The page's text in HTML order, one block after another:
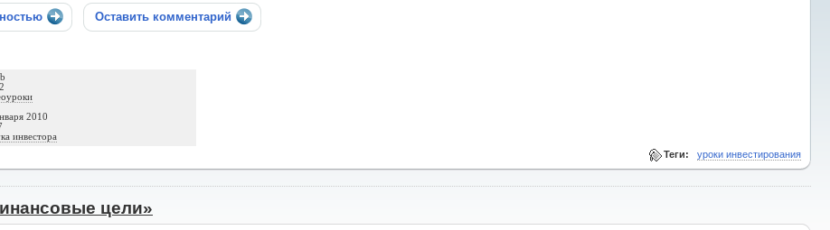
Оставить комментарий
2010
инвестора
Теги: уроки инвестирования
цели»